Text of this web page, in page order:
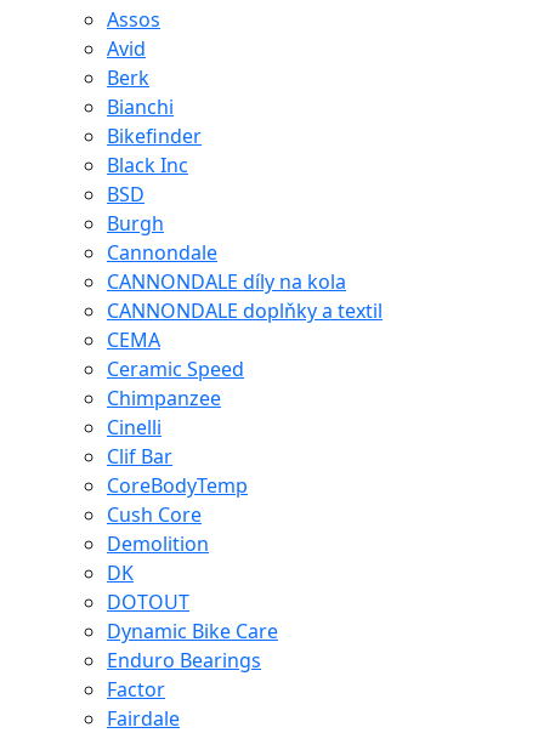
Assos
Avid
Berk
Bianchi
Bikefinder
Black Inc
BSD
Burgh
Cannondale
CANNONDALE díly na kola
CANNONDALE doplňky a textil
CEMA
Ceramic Speed
Chimpanzee
Cinelli
Clif Bar
CoreBodyTemp
Cush Core
Demolition
DK
DOTOUT
Dynamic Bike Care
Enduro Bearings
Factor
Fairdale